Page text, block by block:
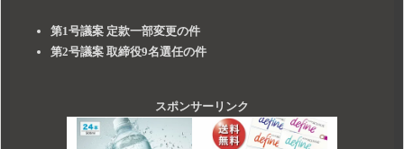
第1号議案 定款一部変更の件
第2号議案 取締役9名選任の件
スポンサーリンク